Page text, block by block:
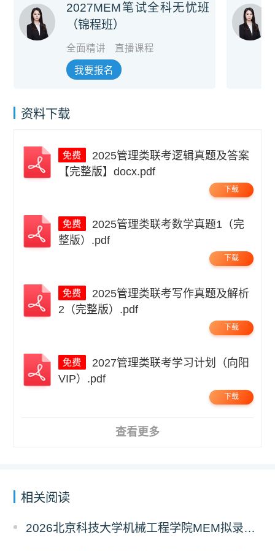
2027MEM笔试全科无忧班
（锦程班）
全面精讲 直播课程
我要报名
资料下载
【完整版】docx.pdf
下载
整版）.pdf
下载
2（完整版）.pdf
下载
VIP）.pdf
下载
查看更多
相关阅读
2026北京科技大学机械工程学院MEM拟录取分析解读